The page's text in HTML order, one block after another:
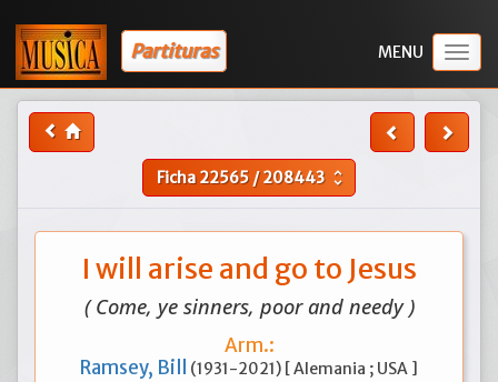
Partituras
Ficha22565 /208443 unfold_more
I will arise and go to Jesus
( Come, ye sinners, poor and needy )
Arm.:
Ramsey, Bill
(1931-2021) [ Alemania ; USA ]